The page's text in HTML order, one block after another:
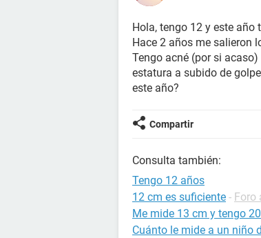
Hola, tengo 12 y este año
Hace 2 años me salieron
Tengo acné (por si
estatura a subido de
este año?
Compartir
Consulta también:
Tengo 12 años
12 cm es suficiente - Foro
Me mide 13 cm y tengo
Cuánto le mide a un niño